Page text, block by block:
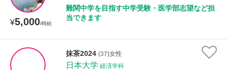
¥5,000/時給
難関中学を目指す中学受験・医学部志望など担
当できます
抹茶2024 (37)女性
日本大学 経済学科